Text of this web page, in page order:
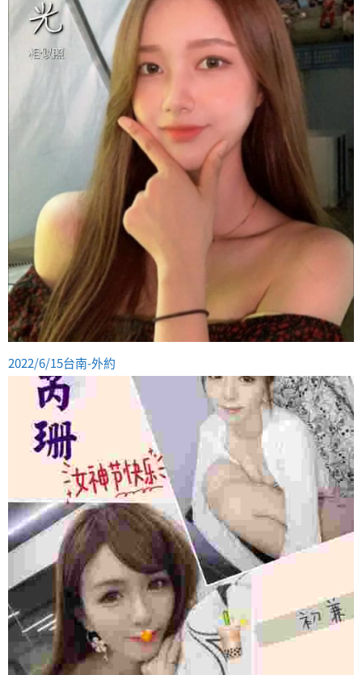
2022/6/15台南-外約